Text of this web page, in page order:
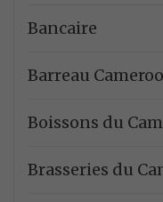
Bancaire
Barreau
Boissons du
Brasseries du